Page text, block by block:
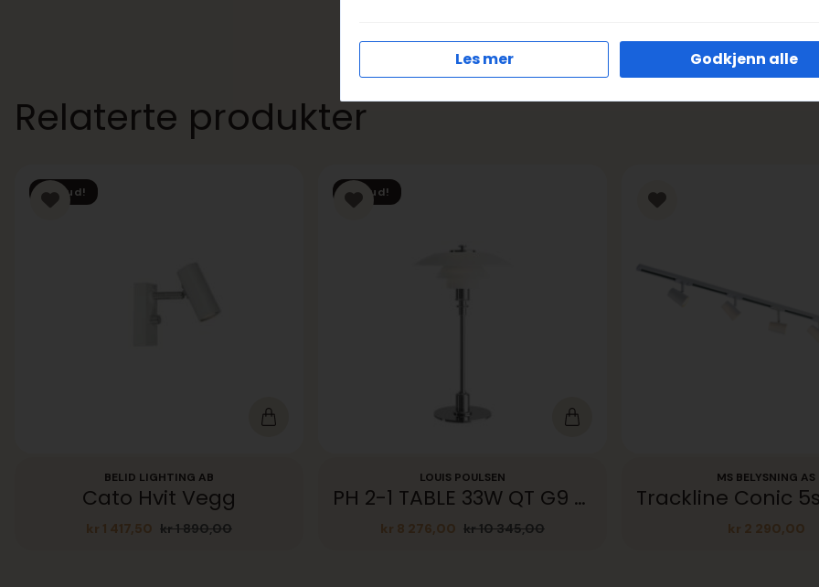
Relaterte produkter
Tilbud!
BELID LIGHTING AB
Cato Hvit Vegg
kr1 890,00
Opprinnelig
kr 1 417,50 Nåværende
Tilbud!
LOUIS POULSEN
PH 2-1 TABLE 33W QT G9 CHROM GLASS II V2
kr10 345,00
Opprinnelig
kr 8 276,00 Nåværende
MS BELYSNING AS
kr 2 290,00
Les mer Godkjenn alle